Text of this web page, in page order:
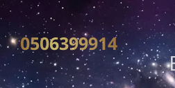
0506399914